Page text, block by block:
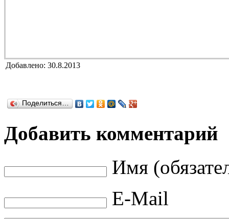
Добавлено: 30.8.2013
Поделиться…
Добавить комментарий
Имя
E-Mail